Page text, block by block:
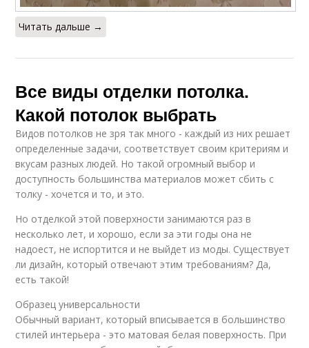
Читать дальше →
Все виды отделки потолка.
Какой потолок выбрать
Видов потолков не зря так много - каждый из них решает
определенные задачи, соответствует своим критериям и
вкусам разных людей. Но такой огромный выбор и
доступность большинства материалов может сбить с
толку - хочется и то, и это.
Но отделкой этой поверхности занимаются раз в
несколько лет, и хорошо, если за эти годы она не
надоест, не испортится и не выйдет из моды. Существует
ли дизайн, который отвечают этим требованиям? Да,
есть такой!
Образец универсальности
Обычный вариант, который вписывается в большинство
стилей интерьера - это матовая белая поверхность. При